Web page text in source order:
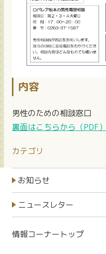
内容
男性のための相談窓口
裏面はこちらから（PDF）
カテゴリ
お知らせ
ニュースレター
情報コーナートップ